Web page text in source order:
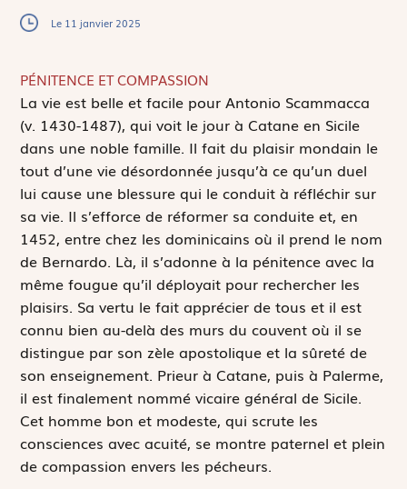
Le 11 janvier 2025
PÉNITENCE ET COMPASSION
La vie est belle et facile pour Antonio Scammacca
(v. 1430-1487), qui voit le jour à Catane en Sicile
dans une noble famille. Il fait du plaisir mondain le
tout d’une vie désordonnée jusqu’à ce qu’un duel
lui cause une blessure qui le conduit à réfléchir sur
sa vie. Il s’efforce de réformer sa conduite et, en
1452, entre chez les dominicains où il prend le nom
de Bernardo. Là, il s’adonne à la pénitence avec la
même fougue qu’il déployait pour rechercher les
plaisirs. Sa vertu le fait apprécier de tous et il est
connu bien au-delà des murs du couvent où il se
distingue par son zèle apostolique et la sûreté de
son enseignement. Prieur à Catane, puis à Palerme,
il est finalement nommé vicaire général de Sicile.
Cet homme bon et modeste, qui scrute les
consciences avec acuité, se montre paternel et plein
de compassion envers les pécheurs.